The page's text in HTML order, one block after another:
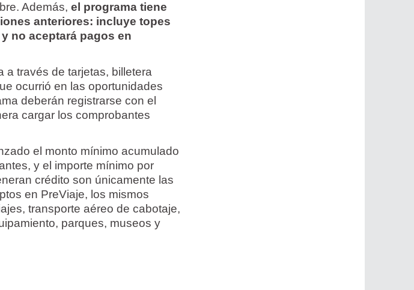
Además, el programa tiene
anteriores: incluye topes
no aceptará pagos en
a través de tarjetas, billetera
ocurrió en las oportunidades
deberán registrarse con el
cargar los comprobantes
el monto mínimo acumulado
y el importe mínimo por
crédito son únicamente las
en PreViaje, los mismos
transporte aéreo de cabotaje,
parques, museos y